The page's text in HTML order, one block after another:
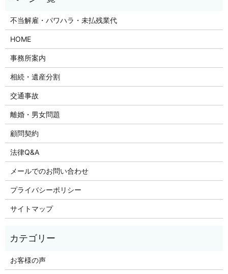
不当解雇・パワハラ・未払残業代
HOME
事務所案内
相続・遺産分割
交通事故
離婚・男女問題
顧問契約
法律Q&A
メールでのお問い合わせ
プライバシーポリシー
サイトマップ
お客様の声